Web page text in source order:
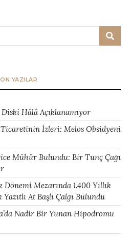
YAZILAR
Diski Hâlâ Açıklanamıyor
Ticaretinin İzleri: Melos Obsidyeni
Mühür Bulundu: Bir Tunç Çağı
Mezarında 1.400 Yıllık
At Başlı Çalgı Bulundu
Nadir Bir Yunan Hipodromu